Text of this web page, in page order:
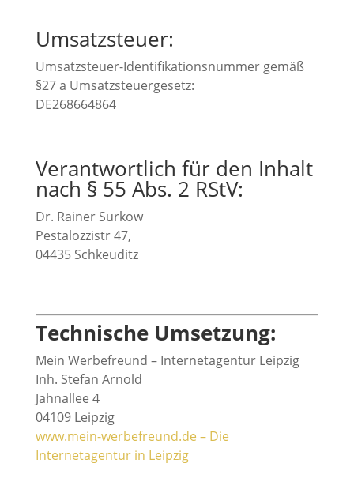
Umsatzsteuer:
Umsatzsteuer-Identifikationsnummer gemäß
§27 a Umsatzsteuergesetz:
DE268664864
Verantwortlich für den Inhalt
nach § 55 Abs. 2 RStV:
Dr. Rainer Surkow
Pestalozzistr 47,
04435 Schkeuditz
Technische Umsetzung:
Mein Werbefreund – Internetagentur Leipzig
Inh. Stefan Arnold
Jahnallee 4
04109 Leipzig
www.mein-werbefreund.de – Die
Internetagentur in Leipzig